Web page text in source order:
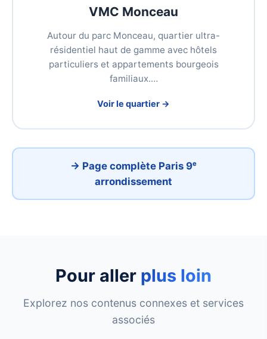
VMC Monceau
Autour du parc Monceau, quartier ultra-
résidentiel haut de gamme avec hôtels
particuliers et appartements bourgeois
familiaux.…
Voir le quartier →
→ Page complète Paris 9ᵉ
arrondissement
Pour aller plus loin
Explorez nos contenus connexes et services
associés